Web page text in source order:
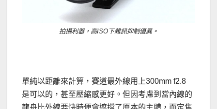
拍攝利器，高ISO下雜訊抑制優異。
單純以距離來計算，賽道最外線用上300mm f2.8
是可以的，甚至壓縮感更好。但因考慮到當內線的